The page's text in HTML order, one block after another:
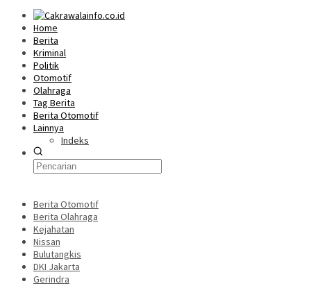
Home
Berita
Kriminal
Politik
Otomotif
Olahraga
Tag Berita
Berita Otomotif
Lainnya
Indeks
Berita Otomotif
Berita Olahraga
Kejahatan
Nissan
Bulutangkis
DKI Jakarta
Gerindra